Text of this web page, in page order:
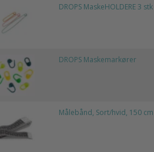
DROPS MaskeHOLDERE 3 stk
DROPS Maskemarkører
Målebånd, Sort/hvid, 150 cm